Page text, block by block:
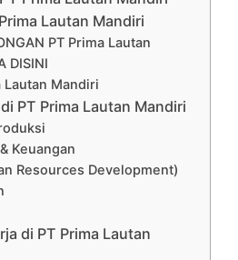
Lautan Mandiri
PT Prima Lautan
DISINI
Lautan Mandiri
PT Prima Lautan Mandiri
Keuangan
Resources Development)
di PT Prima Lautan